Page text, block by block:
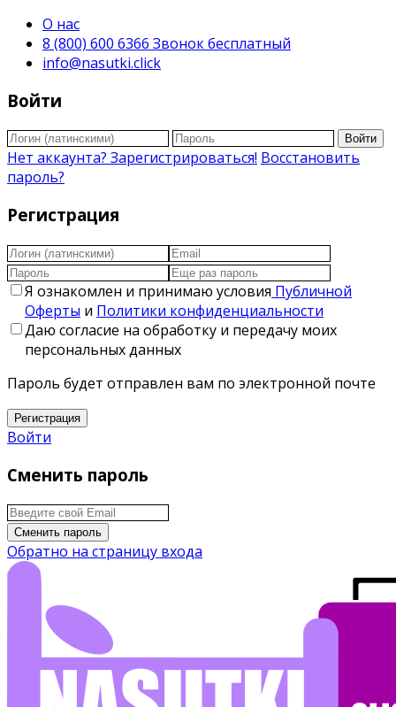
О нас
8 (800) 600 6366 Звонок бесплатный
info@nasutki.click
Войти
Войти
Нет аккаунта? Зарегистрироваться! Восстановить
пароль?
Регистрация
Я ознакомлен и принимаю условия Публичной
Оферты и Политики конфиденциальности
Даю согласие на обработку и передачу моих
персональных данных
Пароль будет отправлен вам по электронной почте
Регистрация
Войти
Сменить пароль
Сменить пароль
Обратно на страницу входа